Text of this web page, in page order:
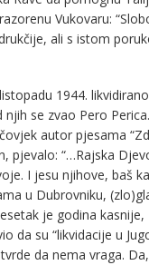
Vukovaru:
ali s istom
1944.
se zvao Pero
autor pjesama
pjevalo: “…Rajska
I jesu njihove, baš
u Dubrovniku,
je godina
da su “likvidacije u
da nema vraga.